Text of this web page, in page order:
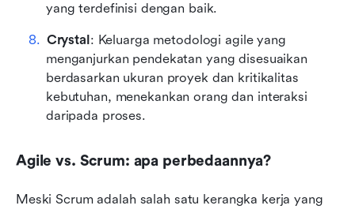
yang terdefinisi dengan baik.
Crystal : Keluarga metodologi agile yang
menganjurkan pendekatan yang disesuaikan
berdasarkan ukuran proyek dan kritikalitas
kebutuhan, menekankan orang dan interaksi
daripada proses.
Agile vs. Scrum: apa perbedaannya?
Meski Scrum adalah salah satu kerangka kerja yang